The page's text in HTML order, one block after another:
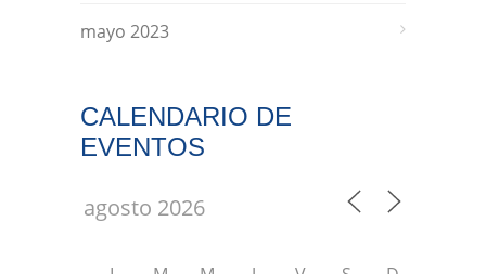
mayo 2023
CALENDARIO DE
EVENTOS